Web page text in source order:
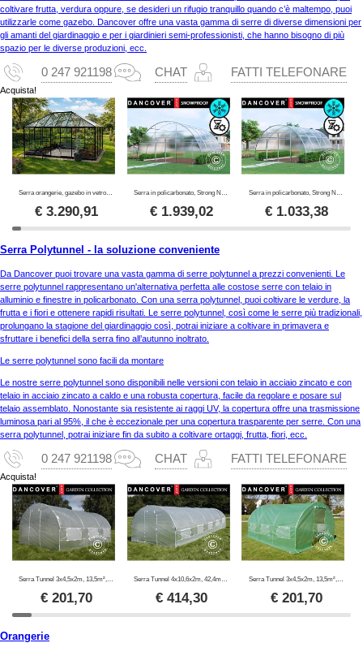
coltivare frutta, verdura oppure, se desideri un rifugio tranquillo quando c’è maltempo, puoi
utilizzarle come gazebo. Dancover offre una vasta gamma di serre di diverse dimensioni per
gli amanti del giardinaggio e per i giardinieri semi-professionisti, che hanno bisogno di più
spazio per le diverse produzioni, ecc.
0 247 921198 CHAT FATTI TELEFONARE
Acquista!
€3.290,91 € 1.939,02
Serra in policarbonato, Strong NOVA 16m², 4x4m, Argento
€ 1.033,38
Serra Polytunnel - la soluzione conveniente
Da Dancover puoi trovare una vasta gamma di serre polytunnel a prezzi convenienti. Le
serre polytunnel rappresentano un'alternativa perfetta alle costose serre con telaio in
alluminio e finestre in policarbonato. Con una serra polytunnel, puoi coltivare le verdure, la
frutta e i fiori e ottenere rapidi risultati. Le serre polytunnel, così come le serre più tradizionali,
prolungano la stagione del giardinaggio così, potrai iniziare a coltivare in primavera e
sfruttare i benefici della serra fino all’autunno inoltrato.
Le serre polytunnel sono facili da montare
Le nostre serre polytunnel sono disponibili nelle versioni con telaio in acciaio zincato e con
telaio in acciaio zincato a caldo e una robusta copertura, facile da regolare e posare sul
telaio assemblato. Nonostante sia resistente ai raggi UV, la copertura offre una trasmissione
luminosa pari al 95%, il che è eccezionale per una copertura trasparente per serre. Con una
serra polytunnel, potrai iniziare fin da subito a coltivare ortaggi, frutta, fiori, ecc.
0 247 921198 CHAT FATTI TELEFONARE
Acquista!
€201,70 € 414,30 € 201,70
Orangerie